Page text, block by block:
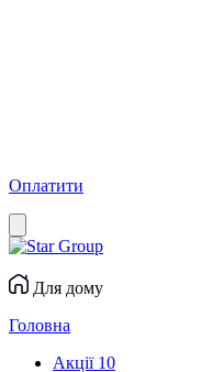
Оплатити
Для дому
Головна
Акції 10